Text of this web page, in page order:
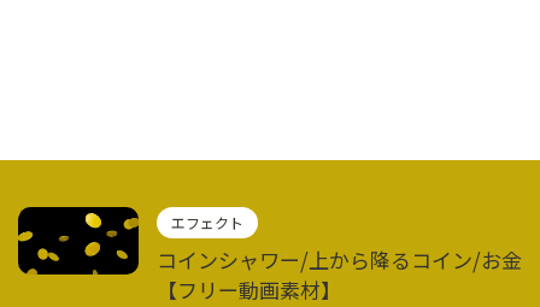
エフェクト
コインシャワー/上から降るコイン/お金
【フリー動画素材】